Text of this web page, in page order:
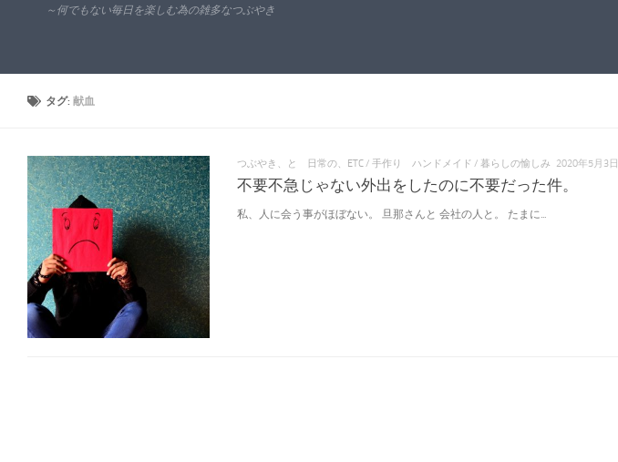
～何でもない毎日を楽しむ為の雑多なつぶやき
タグ: 献血
つぶやき、と 日常の、ETC/ 手作り ハンドメイド / 暮らしの愉しみ 2020年5月3日
不要不急じゃない外出をしたのに不要だった件。
私、人に会う事がほぼない。 旦那さんと 会社の人と。 たまに...